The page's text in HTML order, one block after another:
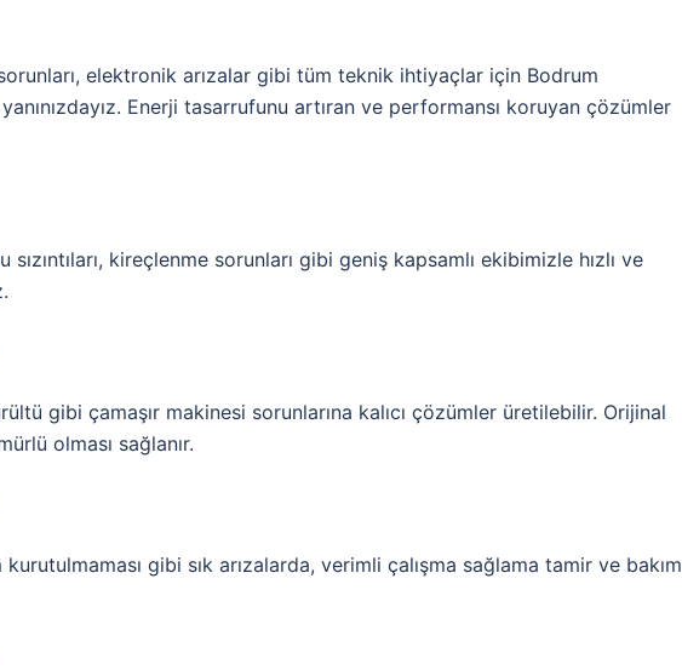
elektronik arızalar gibi tüm teknik ihtiyaçlar için Bodrum
Enerji tasarrufunu artıran ve performansı koruyan çözümler
kireçlenme sorunları gibi geniş kapsamlı ekibimizle hızlı ve
gibi çamaşır makinesi sorunlarına kalıcı çözümler üretilebilir. Orijinal
olması sağlanır.
kurutulmaması gibi sık arızalarda, verimli çalışma sağlama tamir ve bakım